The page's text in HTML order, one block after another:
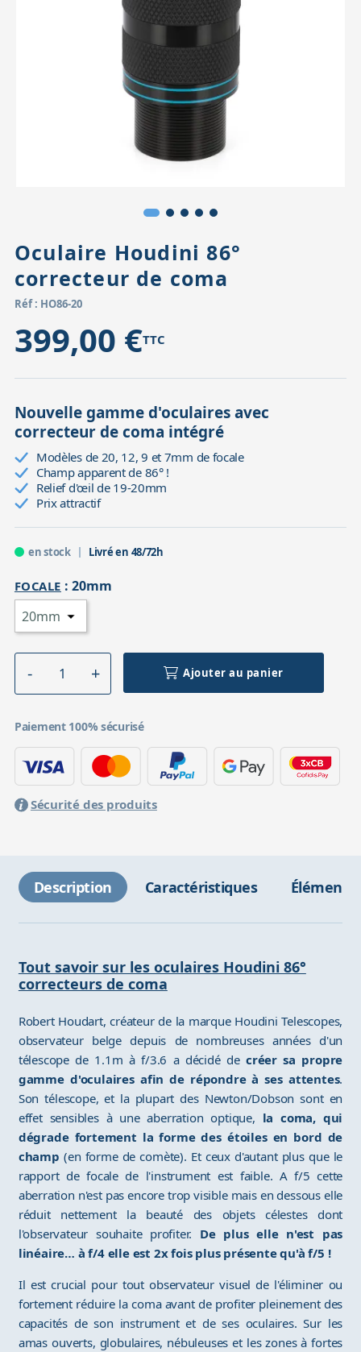
Accessoires pour montures
Pièces détachées
Oculaire Houdini 86°
correcteur de coma
Réf : HO86-20
399,00 €TTC
Nouvelle gamme d'oculaires avec
correcteur de coma intégré
Modèles de 20, 12, 9 et 7mm de focale
Champ apparent de 86° !
Relief d'œil de 19-20mm
Prix attractif
en stock Livré en 48/72h
FOCALE : 20mm
Ajouter au panier
Paiement 100% sécurisé
Sécurité des produits
Description Caractéristiques Éléments
Tout savoir sur les oculaires Houdini 86°
correcteurs de coma
Robert Houdart, créateur de la marque Houdini Telescopes,
observateur belge depuis de nombreuses années d'un
télescope de 1.1m à f/3.6 a décidé de créer sa propre
gamme d'oculaires afin de répondre à ses attentes.
Son télescope, et la plupart des Newton/Dobson sont en
effet sensibles à une aberration optique, la coma, qui
dégrade fortement la forme des étoiles en bord de
champ (en forme de comète). Et ceux d'autant plus que le
rapport de focale de l'instrument est faible. A f/5 cette
aberration n'est pas encore trop visible mais en dessous elle
réduit nettement la beauté des objets célestes dont
l'observateur souhaite profiter. De plus elle n'est pas
linéaire… à f/4 elle est 2x fois plus présente qu'à f/5 !
Il est crucial pour tout observateur visuel de l'éliminer ou
fortement réduire la coma avant de profiter pleinement des
capacités de son instrument et de ses oculaires. Sur les
amas ouverts, globulaires, nébuleuses et les zones à fortes